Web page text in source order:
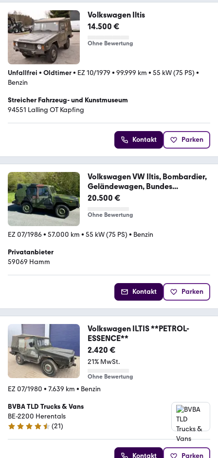
Volkswagen Iltis
14.500 €
Ohne Bewertung
Unfallfrei • Oldtimer• EZ 10/1979 • 99.999 km • 55 kW (75 PS) •
Benzin
Streicher Fahrzeug- und Kunstmuseum
94551 Lalling OT Kapfing
Kontakt Parken
Volkswagen VW Iltis, Bombardier,
Geländewagen, Bundes...
20.500 €
Ohne Bewertung
EZ 07/1986• 57.000 km • 55 kW (75 PS) • Benzin
Privatanbieter
59069 Hamm
Kontakt Parken
Volkswagen ILTIS **PETROL-
ESSENCE**
2.420 €
21% MwSt.
Ohne Bewertung
EZ 07/1980 • 7.639 km • Benzin
BVBA TLD Trucks & Vans
BE-2200 Herentals
4.5 Sterne
(21)
Kontakt Parken